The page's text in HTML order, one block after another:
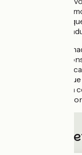
dans notre vie. Le
en effet le retour
été ni pour nous,
Même si la vie
pesante, nous
la maison (le lit, le
se rend compte
chaque soir est
même plus